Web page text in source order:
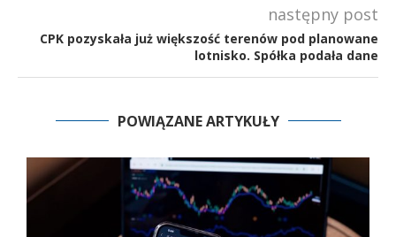
następny post
CPK pozyskała już większość terenów pod planowane
lotnisko. Spółka podała dane
POWIĄZANE ARTYKUŁY